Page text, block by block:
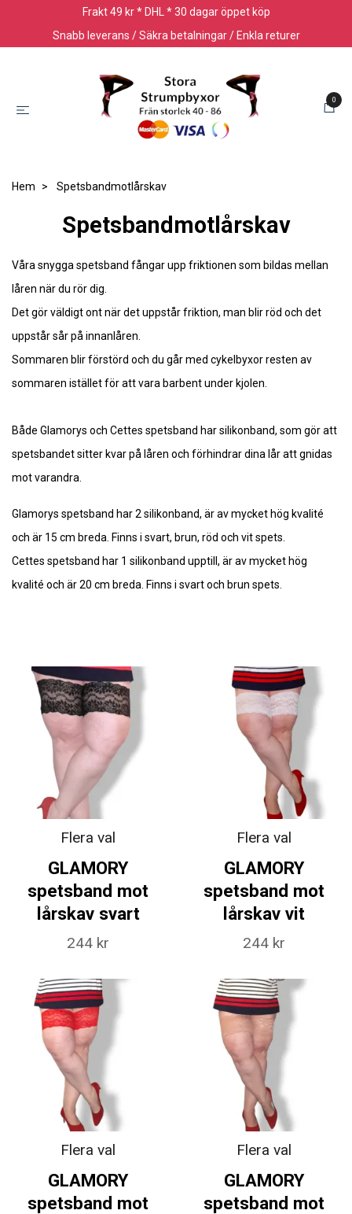
Frakt 49 kr * DHL * 30 dagar öppet köp
Snabb leverans / Säkra betalningar / Enkla returer
0
Hem Spetsbandmotlårskav
Spetsbandmotlårskav
Våra snygga spetsband fångar upp friktionen som bildas mellan
låren när du rör dig.
Det gör väldigt ont när det uppstår friktion, man blir röd och det
uppstår sår på innanlåren.
Sommaren blir förstörd och du går med cykelbyxor resten av
sommaren istället för att vara barbent under kjolen.
Både Glamorys och Cettes spetsband har silikonband, som gör att
spetsbandet sitter kvar på låren och förhindrar dina lår att gnidas
mot varandra.
Glamorys spetsband har 2 silikonband, är av mycket hög kvalité
och är 15 cm breda. Finns i svart, brun, röd och vit spets.
Cettes spetsband har 1 silikonband upptill, är av mycket hög
kvalité och är 20 cm breda. Finns i svart och brun spets.
Flera val
GLAMORY
spetsband mot
lårskav svart
244 kr
Flera val
GLAMORY
spetsband mot
lårskav vit
244 kr
Flera val
GLAMORY
spetsband mot
Flera val
GLAMORY
spetsband mot